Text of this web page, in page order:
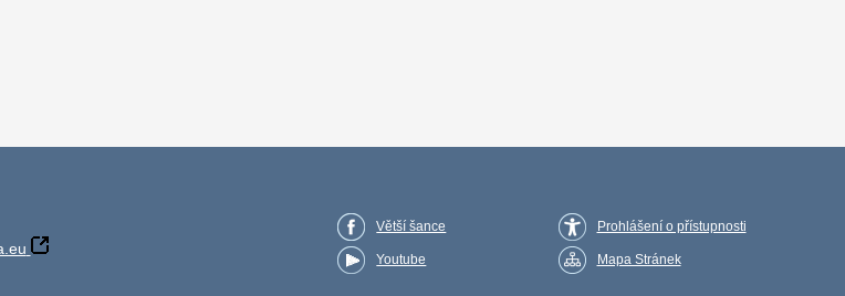
Větší šance
Youtube
Prohlášení o přístupnosti
Mapa Stránek